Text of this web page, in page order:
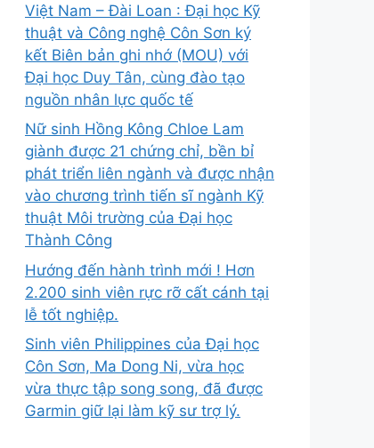
Việt Nam – Đài Loan : Đại học Kỹ
thuật và Công nghệ Côn Sơn ký
kết Biên bản ghi nhớ (MOU) với
Đại học Duy Tân, cùng đào tạo
nguồn nhân lực quốc tế
Nữ sinh Hồng Kông Chloe Lam
giành được 21 chứng chỉ, bền bỉ
phát triển liên ngành và được nhận
vào chương trình tiến sĩ ngành Kỹ
thuật Môi trường của Đại học
Thành Công
Hướng đến hành trình mới ! Hơn
2.200 sinh viên rực rỡ cất cánh tại
lễ tốt nghiệp.
Sinh viên Philippines của Đại học
Côn Sơn, Ma Dong Ni, vừa học
vừa thực tập song song, đã được
Garmin giữ lại làm kỹ sư trợ lý.